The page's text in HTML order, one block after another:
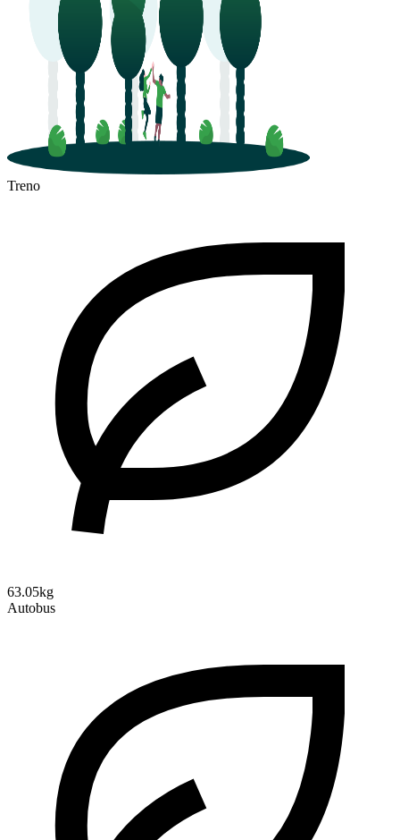
Treno
63.05kg
Autobus